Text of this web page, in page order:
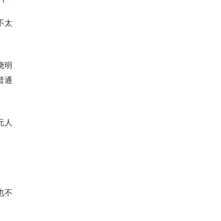
太
明
通
人
不